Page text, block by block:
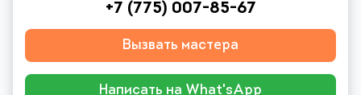
+7 (775) 007-85-67
Вызвать мастера
Написать на What'sApp